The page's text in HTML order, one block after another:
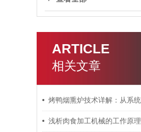
ARTICLE
相关文章
浅析肉食加工机械的工作原理